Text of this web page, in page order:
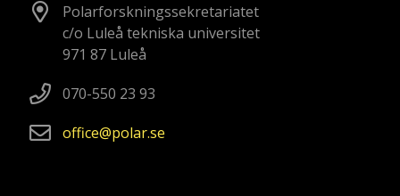
Polarforskningssekretariatet
c/o Luleå tekniska universitet
971 87 Luleå
070-550 23 93
office
polarse